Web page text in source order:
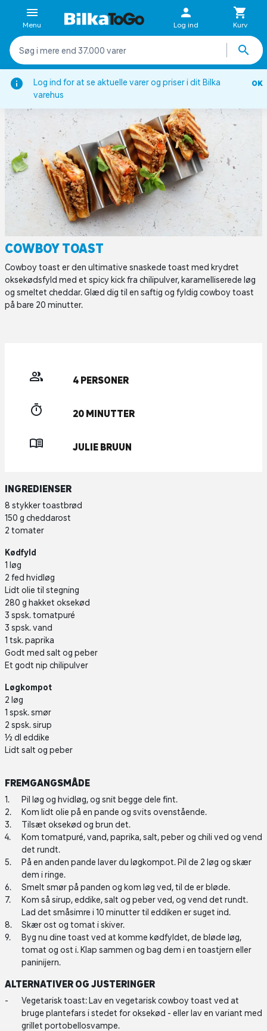
Log ind for at se aktuelle varer og priser i dit Bilka
varehus
OK
Menu Log ind Kurv
Pita, sandwich og wraps Sandwiches Cowboy toast
COWBOY TOAST
Cowboy toast er den ultimative snaskede toast med krydret
oksekødsfyld med et spicy kick fra chilipulver, karamelliserede løg
og smeltet cheddar. Glæd dig til en saftig og fyldig cowboy toast
på bare 20 minutter.
4 PERSONER
20 MINUTTER
JULIE BRUUN
INGREDIENSER
8 stykker toastbrød
150 g cheddarost
2 tomater
Kødfyld
1 løg
2 fed hvidløg
Lidt olie til stegning
280 g hakket oksekød
3 spsk. tomatpuré
3 spsk. vand
1 tsk. paprika
Godt med salt og peber
Et godt nip chilipulver
Løgkompot
2 løg
1 spsk. smør
2 spsk. sirup
½ dl eddike
Lidt salt og peber
FREMGANGSMÅDE
Pil løg og hvidløg, og snit begge dele fint.
Kom lidt olie på en pande og svits ovenstående.
Tilsæt oksekød og brun det.
Kom tomatpuré, vand, paprika, salt, peber og chili ved og vend
det rundt.
På en anden pande laver du løgkompot. Pil de 2 løg og skær
dem i ringe.
Smelt smør på panden og kom løg ved, til de er bløde.
Kom så sirup, eddike, salt og peber ved, og vend det rundt.
Lad det småsimre i 10 minutter til eddiken er suget ind.
Skær ost og tomat i skiver.
Byg nu dine toast ved at komme kødfyldet, de bløde løg,
tomat og ost i. Klap sammen og bag dem i en toastjern eller
paninijern.
ALTERNATIVER OG JUSTERINGER
Vegetarisk toast: Lav en vegetarisk cowboy toast ved at
bruge plantefars i stedet for oksekød - eller lav en variant med
grillet portobellosvampe.